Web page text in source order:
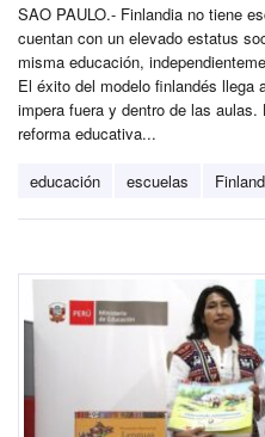
SAO PAULO.- Finlandia no tiene
cuentan con un elevado estatus
misma educación,
El éxito del modelo finlandés llega
impera fuera y dentro de las
reforma educativa...
educación escuelas